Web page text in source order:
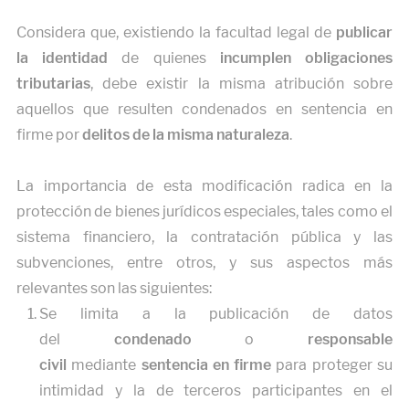
Considera que, existiendo la facultad legal de publicar
la identidad de quienes incumplen obligaciones
tributarias, debe existir la misma atribución sobre
aquellos que resulten condenados en sentencia en
firme pordelitos de la misma naturaleza.
La importancia de esta modificación radica en la
protección de bienes jurídicos especiales, tales como el
sistema financiero, la contratación pública y las
subvenciones, entre otros, y sus aspectos más
relevantes son las siguientes:
Se limita a la publicación de datos
del condenado o responsable
civil mediante sentencia en firme para proteger su
intimidad y la de terceros participantes en el